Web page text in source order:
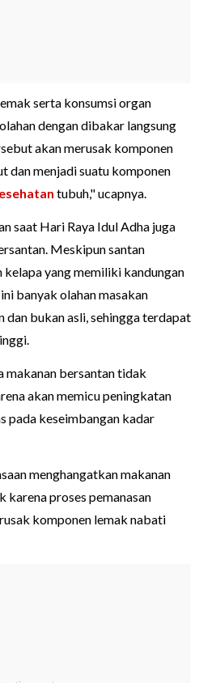
serta konsumsi organ
dengan dibakar langsung
akan merusak komponen
dan menjadi suatu komponen
tubuh," ucapnya.
saat Hari Raya Idul Adha juga
Meskipun santan
yang memiliki kandungan
banyak olahan masakan
dan bukan asli, sehingga terdapat
makanan bersantan tidak
akan memicu peningkatan
pada keseimbangan kadar
menghangatkan makanan
karena proses pemanasan
komponen lemak nabati